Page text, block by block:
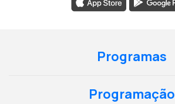
Programas
Programação